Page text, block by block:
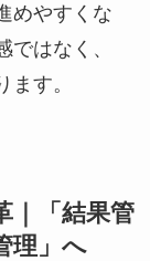
めやすくな
はなく、
す。
｜「結果管
理」へ